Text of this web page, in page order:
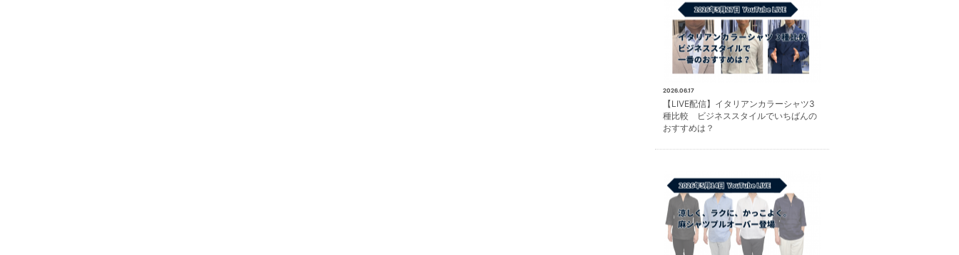
2026.06.17
【LIVE配信】イタリアンカラーシャツ3
種比較 ビジネススタイルでいちばんの
おすすめは？